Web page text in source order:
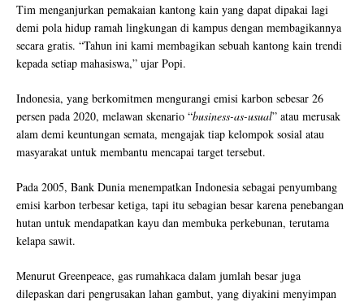
Tim menganjurkan pemakaian kantong kain yang dapat dipakai lagi
demi pola hidup ramah lingkungan di kampus dengan membagikannya
secara gratis. “Tahun ini kami membagikan sebuah kantong kain trendi
kepada setiap mahasiswa,” ujar Popi.
Indonesia, yang berkomitmen mengurangi emisi karbon sebesar 26
persen pada 2020, melawan skenario “business-as-usual” atau merusak
alam demi keuntungan semata, mengajak tiap kelompok sosial atau
masyarakat untuk membantu mencapai target tersebut.
Pada 2005, Bank Dunia menempatkan Indonesia sebagai penyumbang
emisi karbon terbesar ketiga, tapi itu sebagian besar karena penebangan
hutan untuk mendapatkan kayu dan membuka perkebunan, terutama
kelapa sawit.
Menurut Greenpeace, gas rumahkaca dalam jumlah besar juga
dilepaskan dari pengrusakan lahan gambut, yang diyakini menyimpan